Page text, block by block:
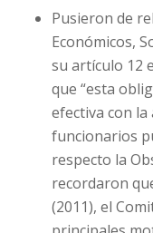
Pusieron de
Económicos,
su artículo 12
que “esta
efectiva con
funcionarios
respecto la
recordaron
(2011), el